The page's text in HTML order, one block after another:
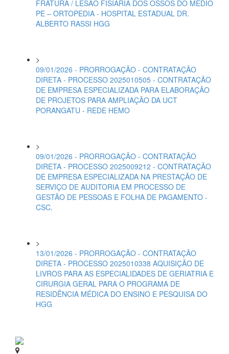
FRATURA / LESAO FISIARIA DOS OSSOS DO MEDIO
PE – ORTOPEDIA - HOSPITAL ESTADUAL DR.
ALBERTO RASSI HGG
>
09/01/2026 - PRORROGAÇÃO - CONTRATAÇÃO
DIRETA - PROCESSO 2025010505 - CONTRATAÇÃO
DE EMPRESA ESPECIALIZADA PARA ELABORAÇÃO
DE PROJETOS PARA AMPLIAÇÃO DA UCT
PORANGATU - REDE HEMO
>
09/01/2026 - PRORROGAÇÃO - CONTRATAÇÃO
DIRETA - PROCESSO 2025009212 - CONTRATAÇÃO
DE EMPRESA ESPECIALIZADA NA PRESTAÇÃO DE
SERVIÇO DE AUDITORIA EM PROCESSO DE
GESTÃO DE PESSOAS E FOLHA DE PAGAMENTO -
CSC.
>
13/01/2026 - PRORROGAÇÃO - CONTRATAÇÃO
DIRETA - PROCESSO 2025010338 AQUISIÇÃO DE
LIVROS PARA AS ESPECIALIDADES DE GERIATRIA E
CIRURGIA GERAL PARA O PROGRAMA DE
RESIDÊNCIA MÉDICA DO ENSINO E PESQUISA DO
HGG